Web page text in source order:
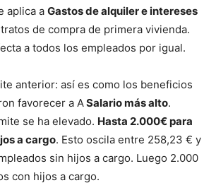
aplica a Gastos de alquiler e intereses
de compra de primera vivienda.
a todos los empleados por igual.
anterior: así es como los beneficios
favorecer a ASalario más alto.
se ha elevado. Hasta 2.000€ para
a cargo. Esto oscila entre 258,23 € y
sin hijos a cargo. Luego 2.000
con hijos a cargo.